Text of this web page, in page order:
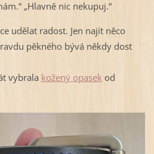
„Hlavně nic nekupuj.“
udělat radost. Jen najít něco
pěkného bývá někdy dost
vybrala kožený opasek od